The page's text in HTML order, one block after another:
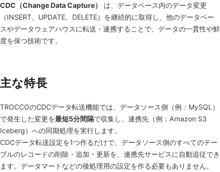
CDC（Change Data Capture）
は、データベース内のデータ変更
（INSERT、UPDATE、DELETE）を継続的に取得し、他のデータベー
スやデータウェアハウスに転送・連携することで、データの一貫性や鮮
度を保つ技術です。
主な特長
TROCCOのCDCデータ転送機能では、データソース側（例：MySQL）
で発生した変更を最短5分間隔で収集し、連携先（例：Amazon S3
Iceberg）への同期処理を実行します。
CDCデータ転送設定を1つ作るだけで、データソース側のすべてのテー
ブルのレコードの削除・追加・更新を、連携先サービスに自動追従でき
ます。データマートなどの後処理用の設定を作る必要もありません。